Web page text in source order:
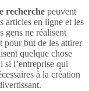
recherche peuvent
articles en ligne et les
gens ne réalisent
pour but de les attirer
quelque chose
si l’entreprise qui
à la création